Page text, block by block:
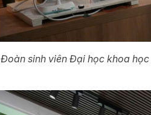
Đoàn sinh viên Đại học khoa